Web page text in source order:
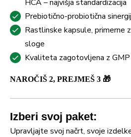
HCA – najvišja standardizacija
Prebiotično-probiotična
Rastlinske kapsule, primerne
sloge
Kvaliteta zagotovljena z GMP
NAROČIŠ 2, PREJMEŠ 3 🎁
Izberi svoj paket:
Upravljajte svoj načrt, svoje